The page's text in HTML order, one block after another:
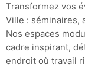
Transformez vos
Ville : séminaires,
Nos espaces
cadre inspirant,
endroit où travail